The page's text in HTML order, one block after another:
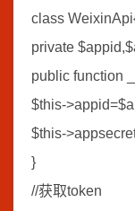
class
private
public function
$this-
$this-
}
//获取token